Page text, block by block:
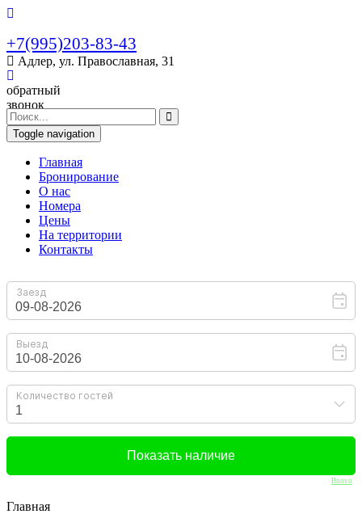
+7(995)203-83-43
Адлер, ул. Православная, 31
обратный
звонок
Toggle navigation
Главная
Бронирование
O нас
Номера
Цены
На территории
Контакты
Bnovo
Главная